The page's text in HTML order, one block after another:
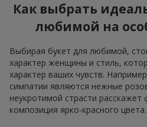
Как выбрать
любимой на
Выбирая букет для любимой,
характер женщины и стиль,
характер ваших чувств.
симпатии являются нежные
неукротимой страсти расскажет
композиция ярко-красного цвета.